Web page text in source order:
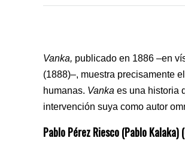
Vanka, publicado en 1886 –en
(1888)–, muestra precisamente
humanas. Vanka es una historia
intervención suya como autor
Pablo Pérez Riesco (Pablo Kalaka)